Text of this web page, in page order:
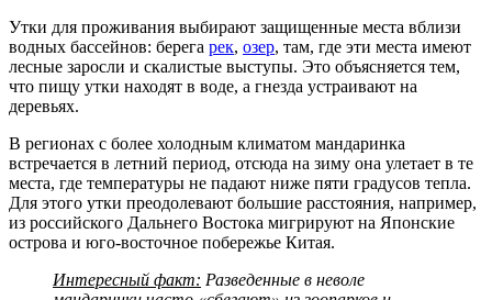
Утки для проживания выбирают защищенные места вблизи
водных бассейнов: берега рек, озер, там, где эти места имеют
лесные заросли и скалистые выступы. Это объясняется тем,
что пищу утки находят в воде, а гнезда устраивают на
деревьях.
В регионах с более холодным климатом мандаринка
встречается в летний период, отсюда на зиму она улетает в те
места, где температуры не падают ниже пяти градусов тепла.
Для этого утки преодолевают большие расстояния, например,
из российского Дальнего Востока мигрируют на Японские
острова и юго-восточное побережье Китая.
Интересный факт: Разведенные в неволе